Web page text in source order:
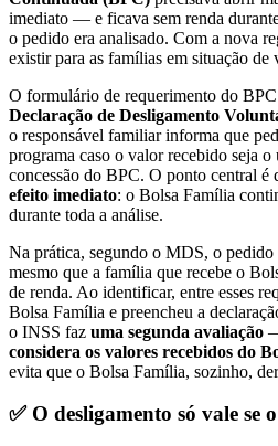
imediato — e ficava sem renda
o pedido era analisado. Com a nova
existir para as famílias em situação de
O formulário de requerimento do
Declaração de Desligamento
o responsável familiar informa que
programa caso o valor recebido seja
concessão do BPC. O ponto central é
efeito imediato: o Bolsa Família
durante toda a análise.
Na prática, segundo o MDS, o pedido
mesmo que a família que recebe o
de renda. Ao identificar, entre esses
Bolsa Família e preencheu a
o INSS faz uma segunda avaliação
considera os valores recebidos do
evita que o Bolsa Família, sozinho,
✅ O desligamento só vale se